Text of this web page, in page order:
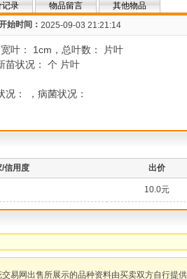
记录 物品留言
其他物品
始时间： 2025-09-03 21:21:14
叶： 1cm，总叶数： 片叶
苗状况： 个 片叶
： ，病菌状况：
/信用度 出价
10.0元
易网出售所展示的品种资料由买卖双方自行提